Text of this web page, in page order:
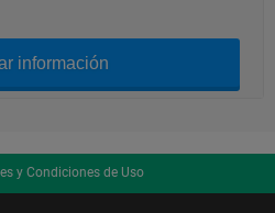
información
y Condiciones de Uso